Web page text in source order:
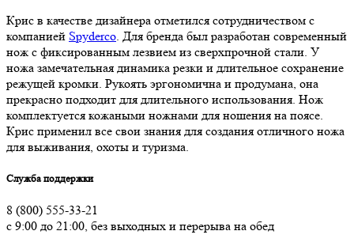
Крис в качестве дизайнера отметился сотрудничеством с
компанией Spyderco . Для бренда был разработан современный
нож с фиксированным лезвием из сверхпрочной стали. У
ножа замечательная динамика резки и длительное сохранение
режущей кромки. Рукоять эргономична и продумана, она
прекрасно подходит для длительного использования. Нож
комплектуется кожаными ножнами для ношения на поясе.
Крис применил все свои знания для создания отличного ножа
для выживания, охоты и туризма.
Служба поддержки
8 (800) 555-33-21
с 9:00 до 21:00, без выходных и перерыва на обед